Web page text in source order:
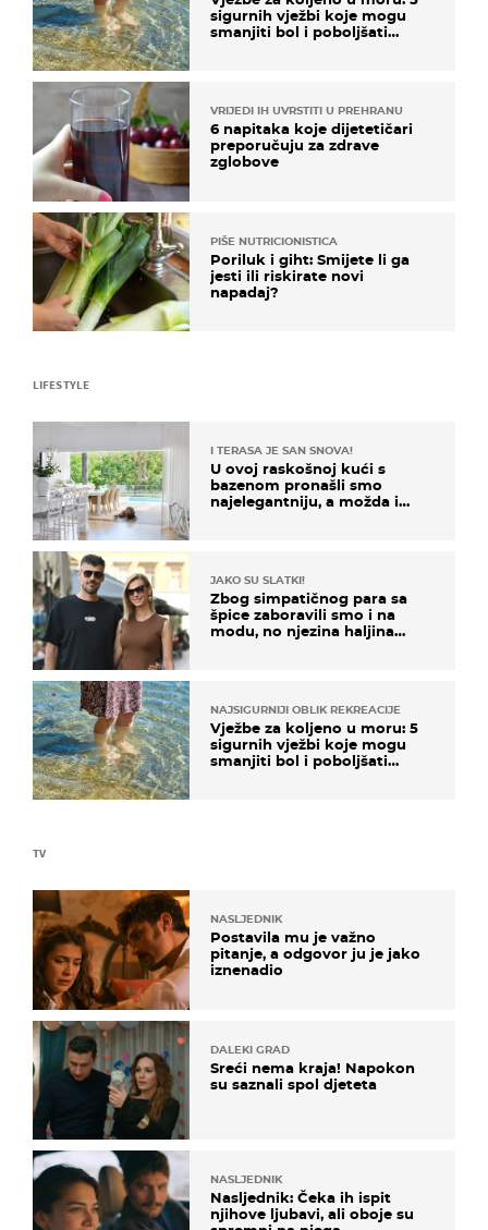
sigurnih vježbi koje mogu
smanjiti bol i poboljšati
VRIJEDI IH UVRSTITI U PREHRANU
6 napitaka koje dijetetičari
preporučuju za zdrave
zglobove
PIŠE NUTRICIONISTICA
Poriluk i giht: Smijete li ga
jesti ili riskirate novi
napadaj?
TV
NASLJEDNIK
Postavila mu je važno
pitanje, a odgovor ju je jako
iznenadio
DALEKI GRAD
Sreći nema kraja! Napokon
su saznali spol djeteta
NASLJEDNIK
Nasljednik: Čeka ih ispit
njihove ljubavi, ali oboje su
LIFESTYLE
I TERASA JE SAN SNOVA!
U ovoj raskošnoj kući s
bazenom pronašli smo
najelegantniju, a možda i
JAKO SU SLATKI!
Zbog simpatičnog para sa
špice zaboravili smo i na
modu, no njezina haljina
NAJSIGURNIJI OBLIK REKREACIJE
Vježbe za koljeno u moru: 5
sigurnih vježbi koje mogu
smanjiti bol i poboljšati